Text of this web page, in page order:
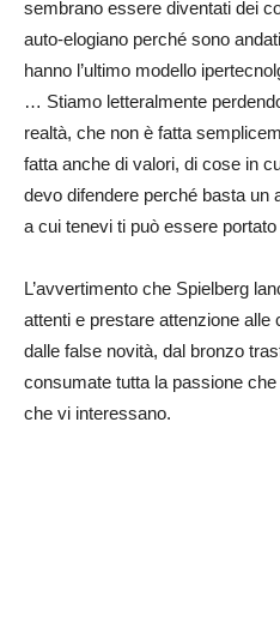
sembrano essere diventati dei
auto-elogiano perché sono
hanno l’ultimo modello
… Stiamo letteralmente
realtà, che non è fatta
fatta anche di valori, di cose in
devo difendere perché basta un
a cui tenevi ti può essere portato
L’avvertimento che Spielberg
attenti e prestare attenzione
dalle false novità, dal bronzo
consumate tutta la passione
che vi interessano.